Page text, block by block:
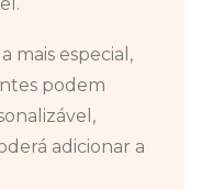
mais especial,
podem
adicionar a